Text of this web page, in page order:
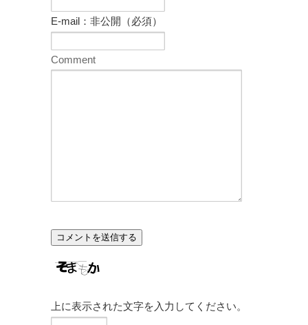
E-mail：非公開（必須）
Comment
上に表示された文字を入力してください。